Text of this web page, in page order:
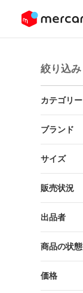
ツにスキップ
絞り込み
カテゴリー
ブランド
サイズ
販売状況
出品者
商品の状態
価格